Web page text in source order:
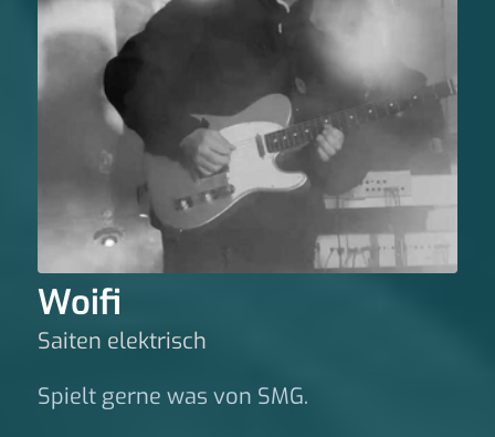
Woifi
Saiten elektrisch
Spielt gerne was von SMG.